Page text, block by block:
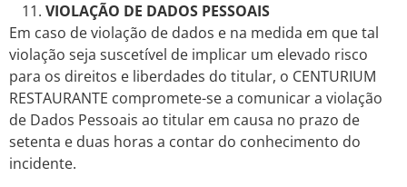
VIOLAÇÃO DE DADOS PESSOAIS
Em caso de violação de dados e na medida em que tal
violação seja suscetível de implicar um elevado risco
para os direitos e liberdades do titular, o CENTURIUM
RESTAURANTE compromete-se a comunicar a violação
de Dados Pessoais ao titular em causa no prazo de
setenta e duas horas a contar do conhecimento do
incidente.